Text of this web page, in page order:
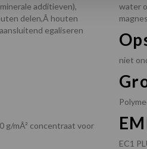
additieven),
delen,Â houten
egaliseren
g/mÂ² concentraat voor
water
niet
EC1